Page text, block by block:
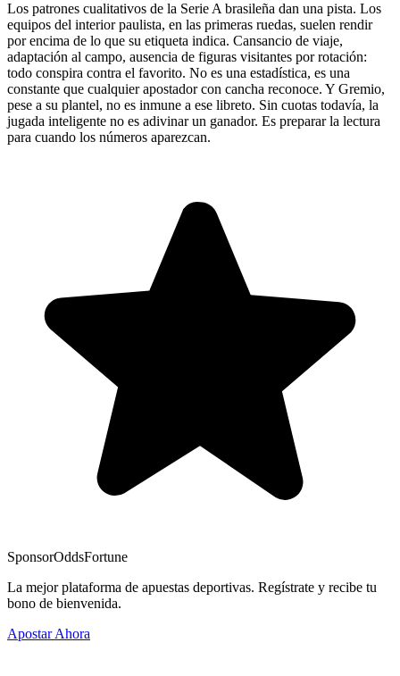
Los patrones cualitativos de la Serie A brasileña dan una pista. Los
equipos del interior paulista, en las primeras ruedas, suelen rendir
por encima de lo que su etiqueta indica. Cansancio de viaje,
adaptación al campo, ausencia de figuras visitantes por rotación:
todo conspira contra el favorito. No es una estadística, es una
constante que cualquier apostador con cancha reconoce. Y Gremio,
pese a su plantel, no es inmune a ese libreto. Sin cuotas todavía, la
jugada inteligente no es adivinar un ganador. Es preparar la lectura
para cuando los números aparezcan.
SponsorOddsFortune
La mejor plataforma de apuestas deportivas. Regístrate y recibe tu
bono de bienvenida.
Apostar Ahora